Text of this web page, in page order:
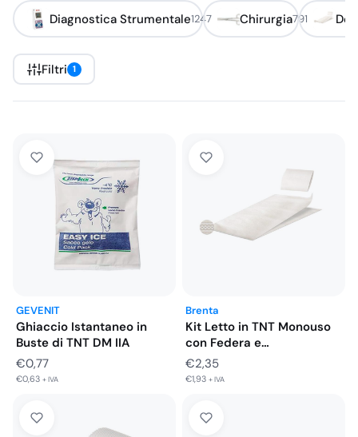
Diagnostica Strumentale1247 Chirurgia791
Filtri 1
GEVENIT
Ghiaccio Istantaneo in
Buste di TNT DM IIA
€0,77
€0,63 + IVA
Brenta
Kit Letto in TNT Monouso
con Federa e…
€2,35
€1,93 + IVA